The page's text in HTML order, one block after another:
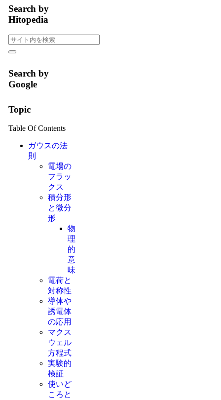
Search by
Hitopedia
Search by
Google
Topic
Table Of Contents
ガウスの法
則
電場の
フラッ
クス
積分形
と微分
形
物
理
的
意
味
電荷と
対称性
導体や
誘電体
の応用
マクス
ウェル
方程式
実験的
検証
使いど
ころと